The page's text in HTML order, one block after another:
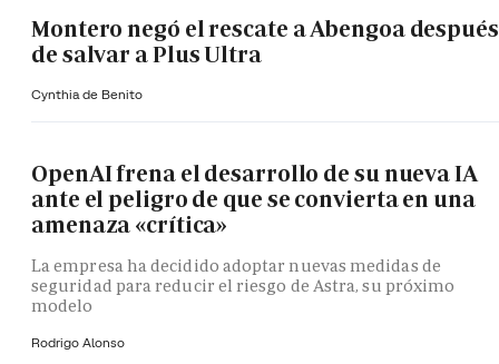
Montero negó el rescate a Abengoa después
de salvar a Plus Ultra
Cynthia de Benito
OpenAI frena el desarrollo de su nueva IA
ante el peligro de que se convierta en una
amenaza «crítica»
La empresa ha decidido adoptar nuevas medidas de
seguridad para reducir el riesgo de Astra, su próximo
modelo
Rodrigo Alonso